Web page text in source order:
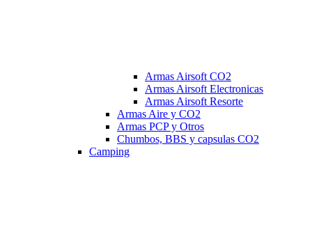
Armas Airsoft CO2
Armas Airsoft Electronicas
Armas Airsoft Resorte
Armas Aire y CO2
Armas PCP y Otros
Chumbos, BBS y capsulas CO2
Camping